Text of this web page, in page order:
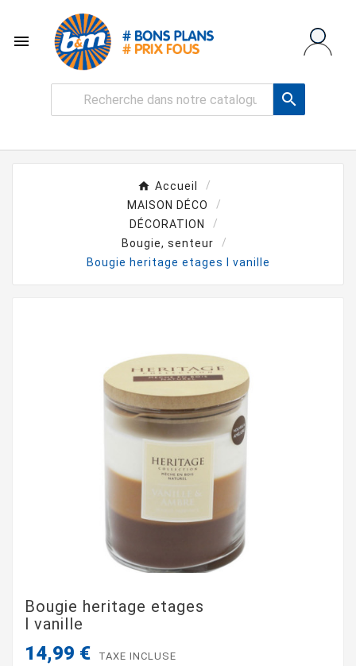


Accueil
MAISON DÉCO
DÉCORATION
Bougie, senteur
Bougie heritage etages l vanille
Bougie heritage etages
l vanille
14,99 € TAXE INCLUSE